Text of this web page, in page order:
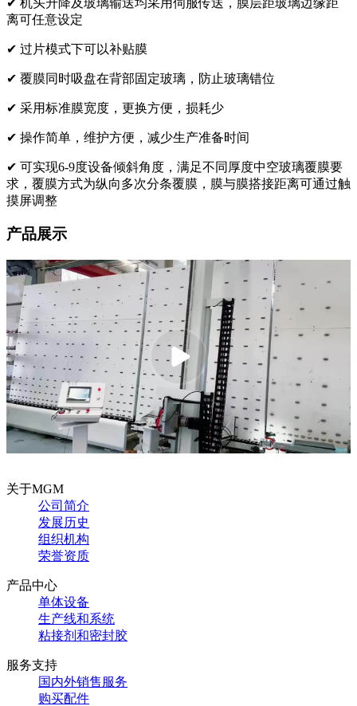
离可任意设定
✔ 过片模式下可以补贴膜
✔ 覆膜同时吸盘在背部固定玻璃，防止玻璃错位
✔ 采用标准膜宽度，更换方便，损耗少
✔ 操作简单，维护方便，减少生产准备时间
✔ 可实现6-9度设备倾斜角度，满足不同厚度中空玻璃覆膜要
求，覆膜方式为纵向多次分条覆膜，膜与膜搭接距离可通过触
摸屏调整
产品展示
关于MGM
公司简介
发展历史
组织机构
荣誉资质
产品中心
单体设备
生产线和系统
粘接剂和密封胶
服务支持
国内外销售服务
购买配件